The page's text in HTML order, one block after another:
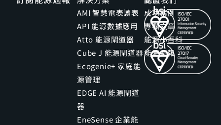
AMI 智慧電表讀表
API 能源數據應用
Atto 能源閘道器
Cube J 能源閘道器
Ecogenie+ 家庭能
源管理
EDGE AI 能源閘道
器
EneSense 企業能
成功案例
專欄文章
能源小百科
能源週報